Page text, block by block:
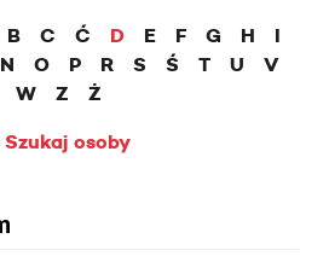
B C Ć D E F G H
I
N O P R S Ś T U
V
W
Z
Ż
Szukaj osoby